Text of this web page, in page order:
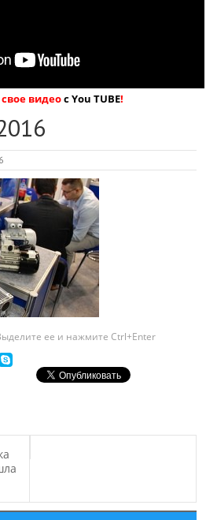
видеос You TUBE!
ее и нажмите Ctrl+Enter